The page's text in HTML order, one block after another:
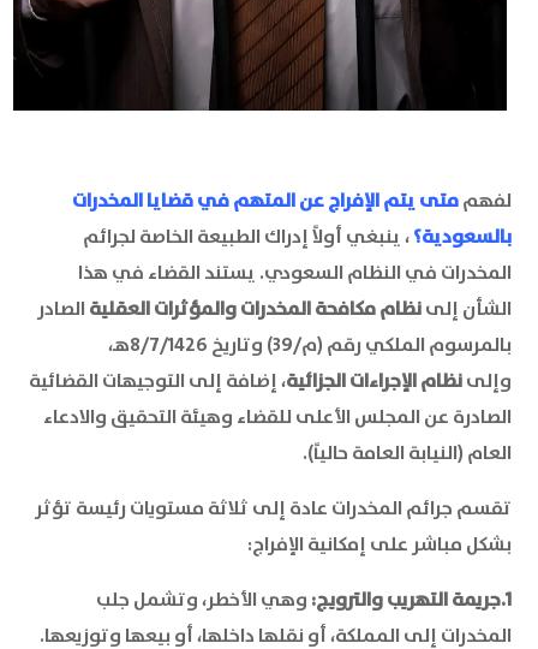
لفهممتى يتم الإفراج عن المتهم في قضايا المخدرات
بالسعودية؟، ينبغي أولاً إدراك الطبيعة الخاصة لجرائم
المخدرات في النظام السعودي. يستند القضاء في هذا
الشأن إلىنظام مكافحة المخدرات والمؤثرات العقلية الصادر
بالمرسوم الملكي رقم (م/39) وتاريخ 8/7/1426هـ،
وإلىنظام الإجراءات الجزائية، إضافة إلى التوجيهات القضائية
الصادرة عن المجلس الأعلى للقضاء وهيئة التحقيق والادعاء
العام (النيابة العامة حالياً).
تقسم جرائم المخدرات عادة إلى ثلاثة مستويات رئيسة تؤثر
بشكل مباشر على إمكانية الإفراج:
1.جريمة التهريب والترويج:
وهي الأخطر، وتشمل جلب
المخدرات إلى المملكة، أو نقلها داخلها، أو بيعها وتوزيعها.